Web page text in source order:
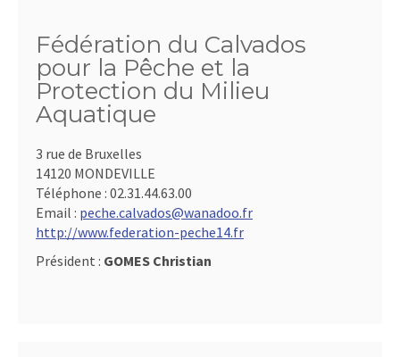
Fédération du Calvados
pour la Pêche et la
Protection du Milieu
Aquatique
3 rue de Bruxelles
14120 MONDEVILLE
Téléphone : 02.31.44.63.00
Email : peche.calvados@wanadoo.fr
http://www.federation-peche14.fr
Président : GOMES Christian